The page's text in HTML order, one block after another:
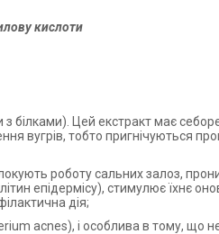
кислоти
з білками). Цей екстракт має
вугрів, тобто пригнічуються
роботу сальних залоз,
епідермісу), стимулює їхнє
дія;
acnes), і особлива в тому, що